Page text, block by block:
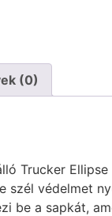
(0)
Trucker
védelmet
be a sapkát,